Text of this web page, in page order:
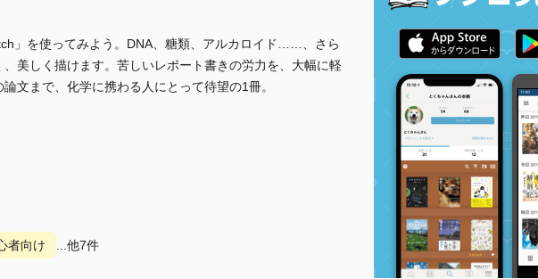
」を使ってみよう。DNA、糖類、アルカロイド……、さら
美しく描けます。苦しいレポート書きの労力を、大幅に軽
文まで、化学に携わる人にとって待望の1冊。
者向け ...他7件